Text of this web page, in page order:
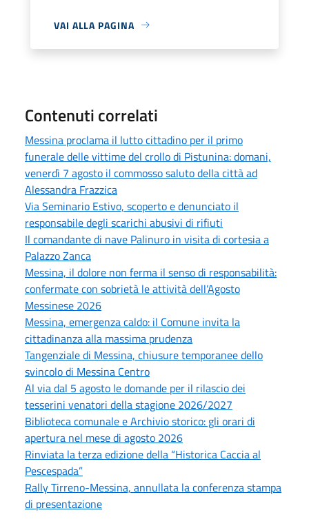
VAI ALLA PAGINA
Contenuti correlati
Messina proclama il lutto cittadino per il primo
funerale delle vittime del crollo di Pistunina: domani,
venerdì 7 agosto il commosso saluto della città ad
Alessandra Frazzica
Via Seminario Estivo, scoperto e denunciato il
responsabile degli scarichi abusivi di rifiuti
Il comandante di nave Palinuro in visita di cortesia a
Palazzo Zanca
Messina, il dolore non ferma il senso di responsabilità:
confermate con sobrietà le attività dell’Agosto
Messinese 2026
Messina, emergenza caldo: il Comune invita la
cittadinanza alla massima prudenza
Tangenziale di Messina, chiusure temporanee dello
svincolo di Messina Centro
Al via dal 5 agosto le domande per il rilascio dei
tesserini venatori della stagione 2026/2027
Biblioteca comunale e Archivio storico: gli orari di
apertura nel mese di agosto 2026
Rinviata la terza edizione della “Historica Caccia al
Pescespada”
Rally Tirreno-Messina, annullata la conferenza stampa
di presentazione